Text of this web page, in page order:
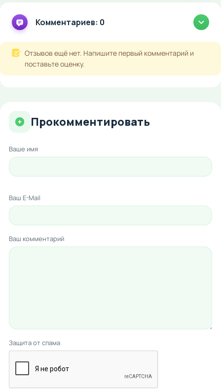
Комментариев: 0
Отзывов ещё нет. Напишите первый комментарий и
поставьте оценку.
Прокомментировать
Ваше имя
Ваш E-Mail
Ваш комментарий
Защита от спама